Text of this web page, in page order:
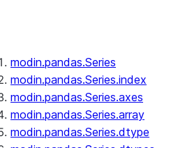
modin.pandas.Series
modin.pandas.Series.index
modin.pandas.Series.axes
modin.pandas.Series.array
modin.pandas.Series.dtype